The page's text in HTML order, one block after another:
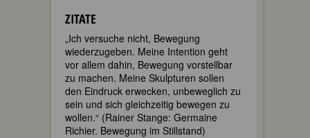
ZITATE
„Ich versuche nicht, Bewegung
wiederzugeben. Meine Intention geht
vor allem dahin, Bewegung vorstellbar
zu machen. Meine Skulpturen sollen
den Eindruck erwecken, unbeweglich zu
sein und sich gleichzeitig bewegen zu
wollen.“ (Rainer Stange: Germaine
Richier. Bewegung im Stillstand)